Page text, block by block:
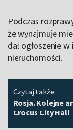
Podczas
że wynajmuje
dał ogłoszenie
nieruchomości.
Czytaj także:
Rosja. Kolejne
Crocus City Hall